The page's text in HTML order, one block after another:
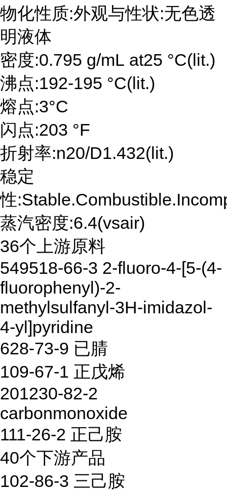
物化性质:外观与性状:无色透
明液体
密度:0.795 g/mL at25 °C(lit.)
沸点:192-195 °C(lit.)
熔点:3°C
闪点:203 °F
折射率:n20/D1.432(lit.)
稳定
性
蒸汽密度:6.4(vsair)
36个上游原料
549518-66-3 2-fluoro-4-[5-(4-
fluorophenyl)-2-
methylsulfanyl-3H-imidazol-
4-yl]pyridine
628-73-9 已腈
109-67-1 正戊烯
201230-82-2
carbonmonoxide
111-26-2 正己胺
40个下游产品
102-86-3 三己胺